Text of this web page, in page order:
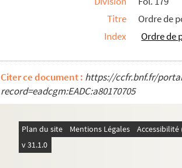
Fol. 412. Lettre du gouvernement de
Fol. 413. Réponse du gouverneur de la
Fol. 414. Refus du gouvernement de
Fol. 415, 416 et 425. Trois lettres du
Fol. 417. Instructions données à un
Fol. 426. Lettre de François de Vergy,
Titre
Ordre de
Index
Ordre de
Citer ce document : https://ccfr.bnf.fr/
record=eadcgm:EADC:a80170705
Plan du site Mentions Légales
v 31.1.0